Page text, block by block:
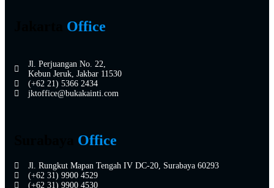
Office
Jl. Perjuangan No. 22,
Kebun Jeruk, Jakbar 11530
(+62 21) 5366 2434
jktoffice@bukakainti.com
Office
Jl. Rungkut Mapan Tengah IV DC-20, Surabaya 60293
(+62 31) 9900 4529
(+62 31) 9900 4530